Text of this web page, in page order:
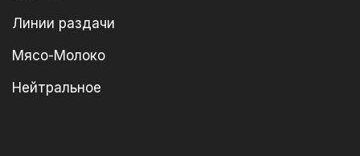
Линии раздачи
Мясо-Молоко
Нейтральное